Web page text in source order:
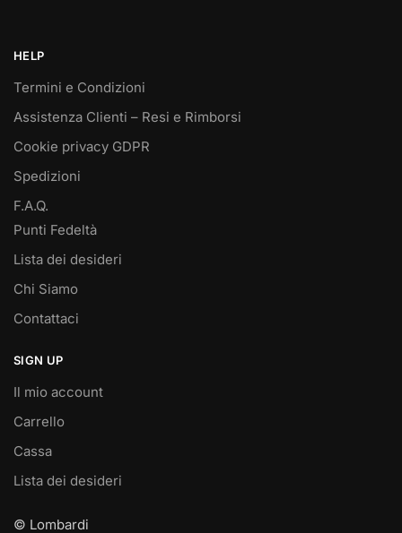
HELP
Termini e Condizioni
Assistenza Clienti – Resi e Rimborsi
Cookie privacy GDPR
Spedizioni
F.A.Q.
Punti Fedeltà
Lista dei desideri
Chi Siamo
Contattaci
SIGN UP
Il mio account
Carrello
Cassa
Lista dei desideri
© Lombardi